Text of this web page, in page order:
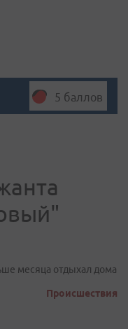
5 баллов
месяца отдыхал дома
Происшествия